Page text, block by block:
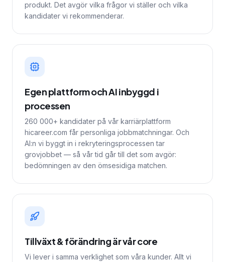
produkt. Det avgör vilka frågor vi ställer och vilka
kandidater vi rekommenderar.
Egen plattform och AI inbyggd i
processen
260 000+ kandidater på vår karriärplattform
hicareer.com får personliga jobbmatchningar. Och
AI:n vi byggt in i rekryteringsprocessen tar
grovjobbet — så vår tid går till det som avgör:
bedömningen av den ömsesidiga matchen.
Tillväxt & förändring är vår core
Vi lever i samma verklighet som våra kunder. Allt vi